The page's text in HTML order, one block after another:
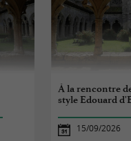
À la rencontre
style Edouard
15/09/2026